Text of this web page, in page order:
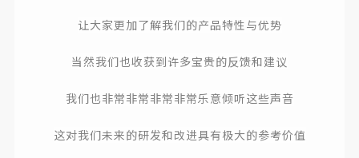
让大家更加了解我们的产品特性与优势
当然我们也收获到许多宝贵的反馈和建议
我们也非常非常非常非常乐意倾听这些声音
这对我们未来的研发和改进具有极大的参考价值